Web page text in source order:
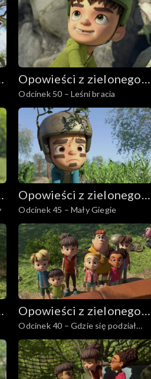
Opowieści z zielonego
lasu
Odcinek 50 – Leśni bracia
Opowieści z zielonego
lasu
Odcinek 45 – Mały Giegie
Opowieści z zielonego
lasu
Odcinek 40 – Gdzie się podział
Marcel